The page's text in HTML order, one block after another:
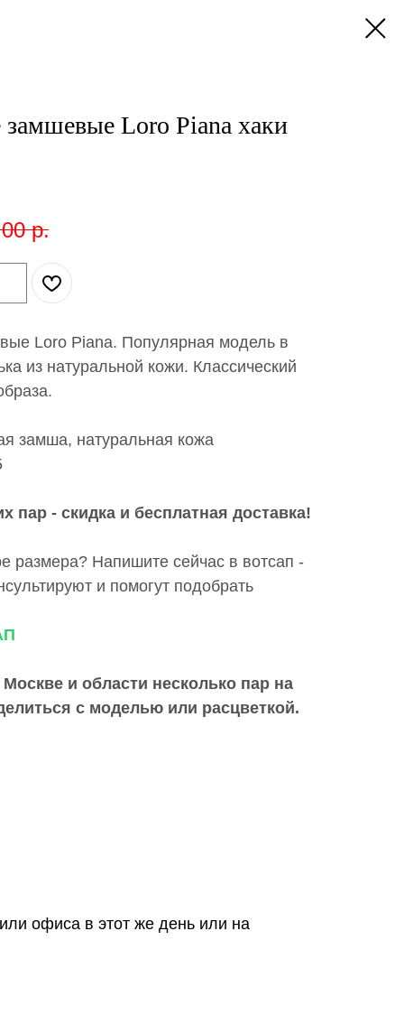
Loro Piana хаки
р.
Loro Piana. Популярная модель в
из натуральной кожи. Классический
замша, натуральная кожа
пар - скидка и бесплатная доставка!
размера? Напишите сейчас в вотсап -
и помогут подобрать
и области несколько пар на
с моделью или расцветкой.
офиса в этот же день или на